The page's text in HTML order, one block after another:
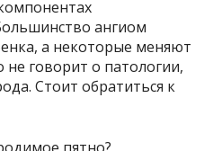
ангиом
а некоторые меняют
говорит о патологии,
Стоит обратиться к